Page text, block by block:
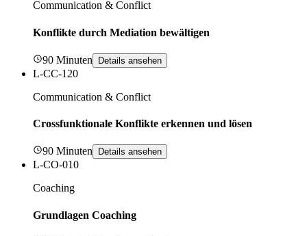
Communication & Conflict
Konflikte durch Mediation bewältigen
90 Minuten Details ansehen
L-CC-120
Communication & Conflict
Crossfunktionale Konflikte erkennen und lösen
90 Minuten Details ansehen
L-CO-010
Coaching
Grundlagen Coaching